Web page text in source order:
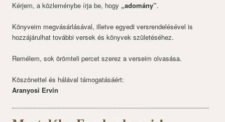
Kérjem, a közleménybe írja be, hogy „adomány”.
Könyveim megvásárlásával, illetve egyedi versrendelésével is
hozzájárulhat további versek és könyvek születéséhez.
Remélem, sok örömteli percet szerez a verseim olvasása.
Köszönettel és hálával támogatásáért:
Aranyosi Ervin